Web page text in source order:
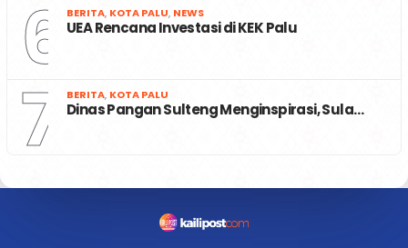
6 BERITA, KOTA PALU, NEWS
UEA Rencana Investasi di KEK Palu
7 BERITA, KOTA PALU
Dinas Pangan Sulteng Menginspirasi, Sula…